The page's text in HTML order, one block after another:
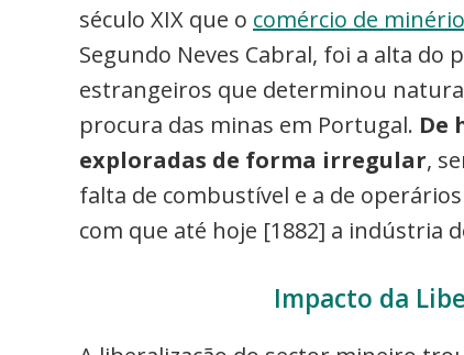
século XIX que o comércio de
Segundo Neves Cabral, foi a alta do
estrangeiros que determinou
procura das minas em Portugal. De
exploradas de forma irregular,
falta de combustível e a de
com que até hoje [1882] a indústria
Impacto da